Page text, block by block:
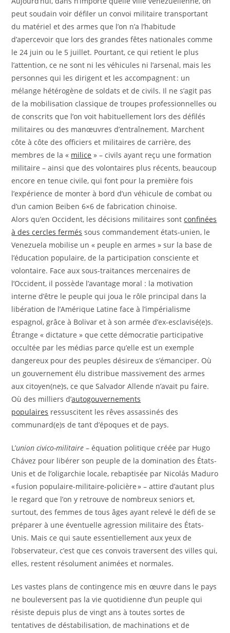
peut soudain voir défiler un convoi militaire transportant
du matériel et des armes que l’on n’a l’habitude
d’apercevoir que lors des grandes fêtes nationales comme
le 24 juin ou le 5 juillet. Pourtant, ce qui retient le plus
l’attention, ce ne sont ni les véhicules ni l’arsenal, mais les
personnes qui les dirigent et les accompagnent : un
mélange hétérogène de soldats et de civils. Il ne s’agit pas
de la mobilisation classique de troupes professionnelles ou
de conscrits que l’on voit habituellement lors des défilés
militaires ou des manœuvres d’entraînement. Marchent
côte à côte des officiers et militaires de carrière, des
membres de la « milice » – civils ayant reçu une formation
militaire – ainsi que des volontaires plus récents, beaucoup
encore en tenue civile, qui font pour la première fois
l’expérience de monter à bord d’un véhicule de combat ou
d’un camion Beiben 6×6 de fabrication chinoise.
Alors qu’en Occident, les décisions militaires sontconfinées
à des cercles fermés sous commandement états-unien, le
Venezuela mobilise un « peuple en armes » sur la base de
l’éducation populaire, de la participation consciente et
volontaire. Face aux sous-traitances mercenaires de
l’Occident, il possède l’avantage moral : la motivation
interne d’être le peuple qui joua le rôle principal dans la
libération de l’Amérique Latine face à l’impérialisme
espagnol, grâce à Bolivar et à son armée d’ex-esclavisé(e)s.
Étrange « dictature » que cette démocratie participative
occultée par les médias parce qu’elle est un exemple
dangereux pour des peuples désireux de s’émanciper. Où
un gouvernement élu distribue massivement des armes
aux citoyen(ne)s, ce que Salvador Allende n’avait pu faire.
Où des milliers d’autogouvernements
populaires ressuscitent les rêves assassinés des
communard(e)s de tant d’époques et de pays.
L’union civico-militaire – équation politique créée par Hugo
Chávez pour libérer son peuple de la domination des États-
Unis et de l’oligarchie locale, rebaptisée par Nicolás Maduro
« fusion populaire-militaire-policière » – attire d’autant plus
le regard que l’on y retrouve de nombreux seniors et,
surtout, des femmes de tous âges ayant relevé le défi de se
préparer à une éventuelle agression militaire des États-
Unis. Mais ce qui saute essentiellement aux yeux de
l’observateur, c’est que ces convois traversent des villes qui,
elles, restent résolument animées et normales.
Les vastes plans de contingence mis en œuvre dans le pays
ne bouleversent pas la vie quotidienne d’un peuple qui
résiste depuis plus de vingt ans à toutes sortes de
tentatives de déstabilisation, de machinations et de